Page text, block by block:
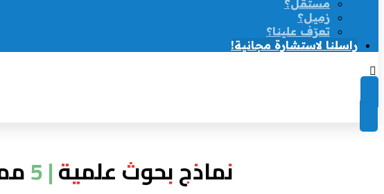
مستقل؟
زميل؟
تعرّف علينا؟
راسلنا لاستشارة مجانية!
نماذج بحوث علمية | 5 مميزات لمركز كتابة البحوث العلمية